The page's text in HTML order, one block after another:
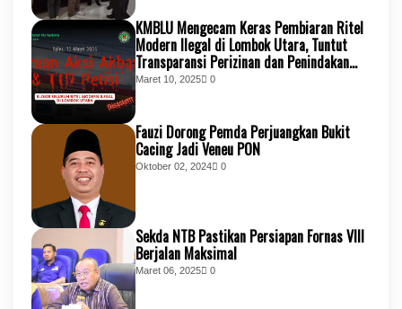
KMBLU Mengecam Keras Pembiaran Ritel
Modern Ilegal di Lombok Utara, Tuntut
Transparansi Perizinan dan Penindakan
Tegas
Maret 10, 2025 0
Fauzi Dorong Pemda Perjuangkan Bukit
Cacing Jadi Veneu PON
Oktober 02, 2024 0
Sekda NTB Pastikan Persiapan Fornas VIII
Berjalan Maksimal
Maret 06, 2025 0